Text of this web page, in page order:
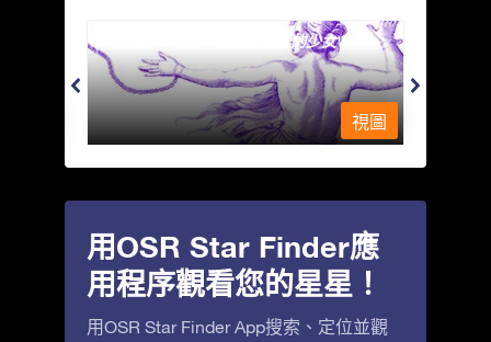
Andromeda - 被鐵鍊鎖著的少女
視圖
用OSR Star Finder應
用程序觀看您的星星！
用OSR Star Finder App搜索、定位並觀